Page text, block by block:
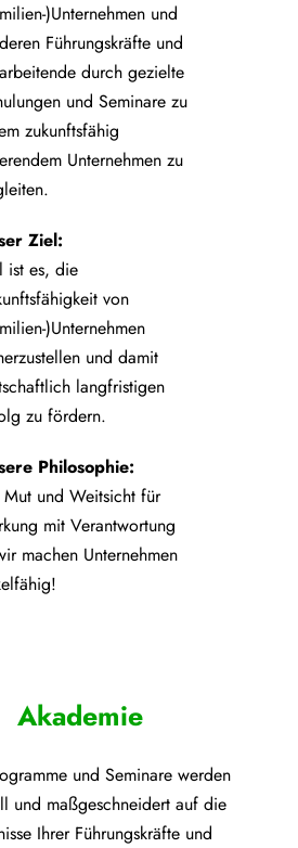
)Unternehmen und
Führungskräfte und
durch gezielte
und Seminare zu
zukunftsfähig
Unternehmen zu
Ziel:
ist es, die
von
)Unternehmen
und damit
langfristigen
zu fördern.
Philosophie:
und Weitsicht für
mit Verantwortung
machen Unternehmen
Akademie
und Seminare werden
und maßgeschneidert auf die
Ihrer Führungskräfte und